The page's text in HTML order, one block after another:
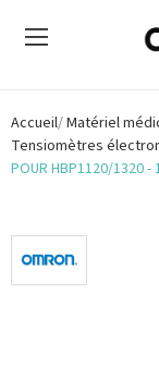
Accueil Matériel
Tensiomètres
POUR HBP1120/1320 -